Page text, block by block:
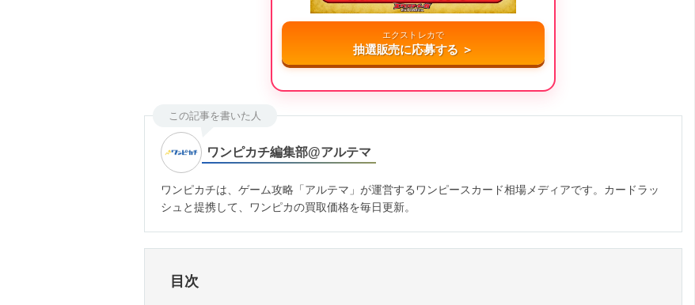
エクストレカで
抽選販売に応募する ＞
この記事を書いた人
ワンピカチ編集部@アルテマ
ワンピカチは、ゲーム攻略「アルテマ」が運営するワンピースカード相場メディアです。カードラッ
シュと提携して、ワンピカの買取価格を毎日更新。
目次